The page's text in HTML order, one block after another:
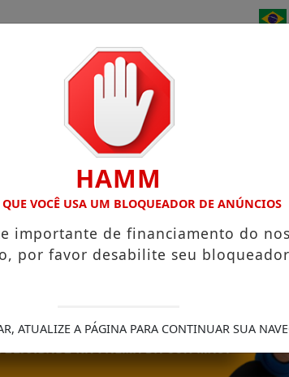
CEARÁ / ENTRETENIMENTO
DO MUNICÍPIO PG LANÇA ÁLBUM "DE
HAMM
QUE VOCÊ USA UM BLOQUEADOR DE ANÚNCIOS
importante de financiamento do
por favor desabilite seu
ATUALIZE A PÁGINA PARA CONTINUAR SUA